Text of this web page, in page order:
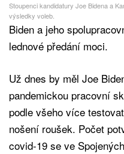
Stoupenci kandidatury Joe Bidena a
výsledky voleb.
Biden a jeho
lednové předání moci.
Už dnes by měl Joe
pandemickou pracovní
podle všeho více
nošení roušek. Počet
covid-19 se ve